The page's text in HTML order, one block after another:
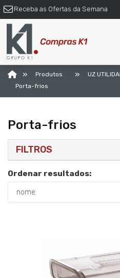
Receba as Ofertas da Semana
» Produtos » UZ
Porta-frios
Porta-frios
FILTROS
Ordenar resultados: